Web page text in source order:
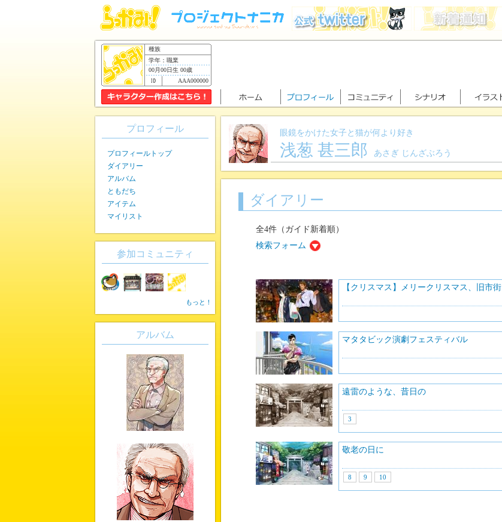
種族
学年：職業
00月00日生 00歳
AAA000000
眼鏡をかけた女子と猫が何より好き
浅葱 甚三郎 あさぎ じんざぶろう
ダイアリー
全4件（ガイド新着順）
検索フォーム
【クリスマス】メリークリスマス、旧市街
マタタビック演劇フェスティバル
遠雷のような、昔日の
3
敬老の日に
8 9 10
プロフィール
プロフィールトップ
ダイアリー
アルバム
ともだち
アイテム
マイリスト
参加コミュニティ
もっと！
アルバム